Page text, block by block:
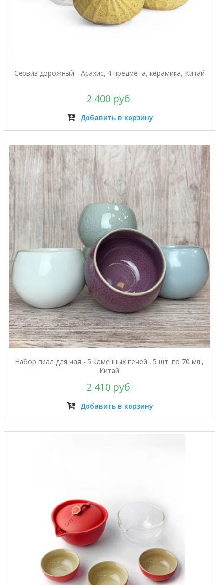
Сервиз дорожный - Арахис, 4 предмета, керамика, Китай
2 400 руб.
Добавить в корзину
Набор пиал для чая - 5 каменных печей , 5 шт. по 70 мл.,
Китай
2 410 руб.
Добавить в корзину